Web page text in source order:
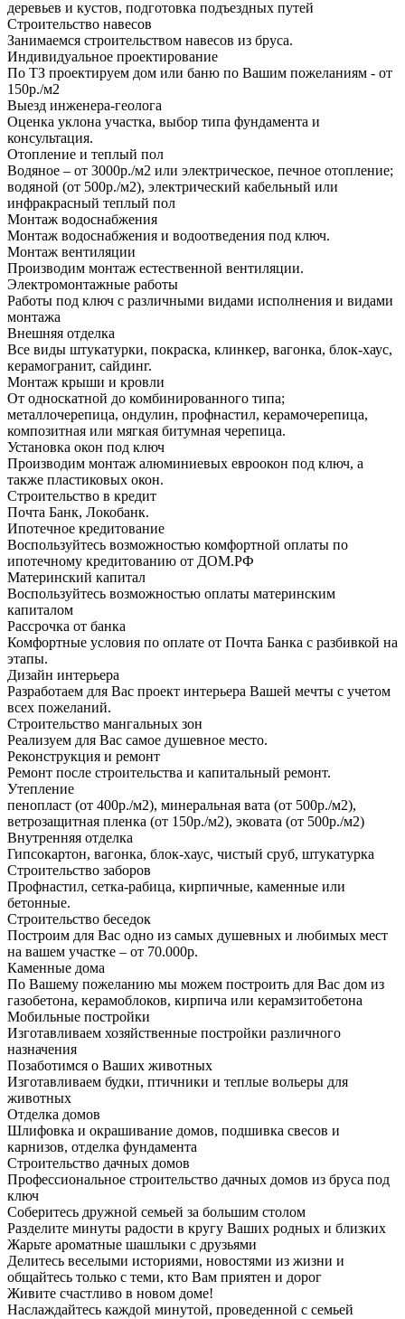
деревьев и кустов, подготовка подъездных путей
Строительство навесов
Занимаемся строительством навесов из бруса.
Индивидуальное проектирование
По ТЗ проектируем дом или баню по Вашим пожеланиям - от
150р./м2
Выезд инженера-геолога
Оценка уклона участка, выбор типа фундамента и
консультация.
Отопление и теплый пол
Водяное – от 3000р./м2 или электрическое, печное отопление;
водяной (от 500р./м2), электрический кабельный или
инфракрасный теплый пол
Монтаж водоснабжения
Монтаж водоснабжения и водоотведения под ключ.
Монтаж вентиляции
Производим монтаж естественной вентиляции.
Электромонтажные работы
Работы под ключ с различными видами исполнения и видами
монтажа
Внешняя отделка
Все виды штукатурки, покраска, клинкер, вагонка, блок-хаус,
керамогранит, сайдинг.
Монтаж крыши и кровли
От односкатной до комбинированного типа;
металлочерепица, ондулин, профнастил, керамочерепица,
композитная или мягкая битумная черепица.
Установка окон под ключ
Производим монтаж алюминиевых евроокон под ключ, а
также пластиковых окон.
Строительство в кредит
Почта Банк, Локобанк.
Ипотечное кредитование
Воспользуйтесь возможностью комфортной оплаты по
ипотечному кредитованию от ДОМ.РФ
Материнский капитал
Воспользуйтесь возможностью оплаты материнским
капиталом
Рассрочка от банка
Комфортные условия по оплате от Почта Банка с разбивкой на
этапы.
Дизайн интерьера
Разработаем для Вас проект интерьера Вашей мечты с учетом
всех пожеланий.
Строительство мангальных зон
Реализуем для Вас самое душевное место.
Реконструкция и ремонт
Ремонт после строительства и капитальный ремонт.
Утепление
пенопласт (от 400р./м2), минеральная вата (от 500р./м2),
ветрозащитная пленка (от 150р./м2), эковата (от 500р./м2)
Внутренняя отделка
Гипсокартон, вагонка, блок-хаус, чистый сруб, штукатурка
Строительство заборов
Профнастил, сетка-рабица, кирпичные, каменные или
бетонные.
Строительство беседок
Построим для Вас одно из самых душевных и любимых мест
на вашем участке – от 70.000р.
Каменные дома
По Вашему пожеланию мы можем построить для Вас дом из
газобетона, керамоблоков, кирпича или керамзитобетона
Мобильные постройки
Изготавливаем хозяйственные постройки различного
назначения
Позаботимся о Ваших животных
Изготавливаем будки, птичники и теплые вольеры для
животных
Отделка домов
Шлифовка и окрашивание домов, подшивка свесов и
карнизов, отделка фундамента
Строительство дачных домов
Профессиональное строительство дачных домов из бруса под
ключ
Соберитесь дружной семьей за большим столом
Разделите минуты радости в кругу Ваших родных и близких
Жарьте ароматные шашлыки с друзьями
Делитесь веселыми историями, новостями из жизни и
общайтесь только с теми, кто Вам приятен и дорог
Живите счастливо в новом доме!
Наслаждайтесь каждой минутой, проведенной с семьей